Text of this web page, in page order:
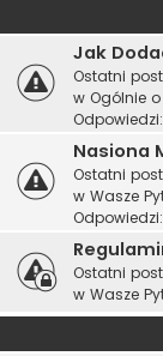
Jak
Ostatni
w Ogólnie
Odpowiedzi:
Nasiona
Ostatni
w Wasze
Odpowiedzi:
Ostatni
w Wasze